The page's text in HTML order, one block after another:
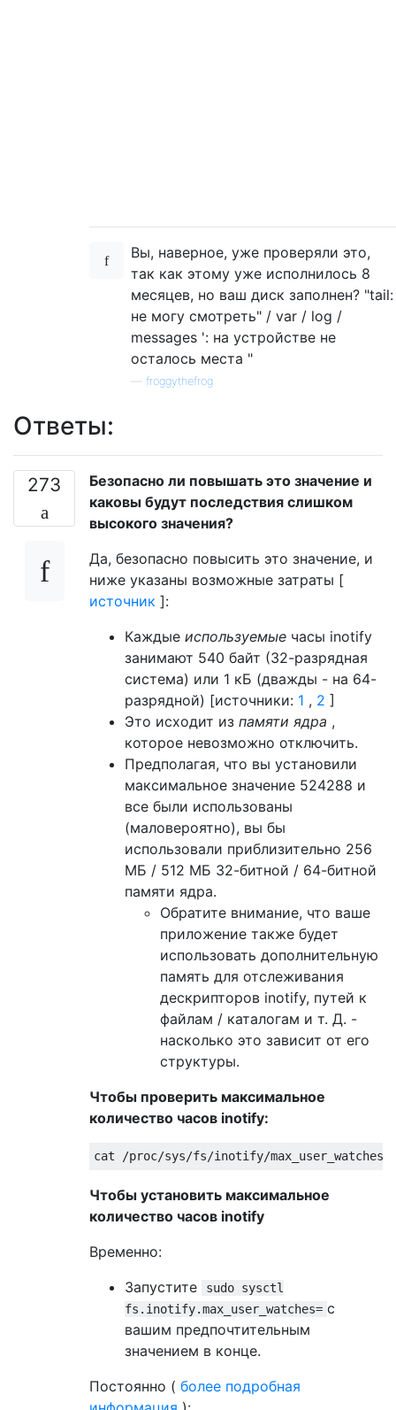
Вы, наверное, уже проверяли это,
так как этому уже исполнилось 8
месяцев, но ваш диск заполнен? "tail:
не могу смотреть" / var / log /
messages ': на устройстве не
осталось места "
froggythefrog
Ответы:
273
Безопасно ли повышать это значение и
каковы будут последствия слишком
высокого значения?
Да, безопасно повысить это значение, и
ниже указаны возможные затраты [
источник ]:
Каждые используемые часы inotify
занимают 540 байт (32-разрядная
система) или 1 кБ (дважды - на 64-
разрядной) [источники: 1 , 2 ]
Это исходит из памяти ядра ,
которое невозможно отключить.
Предполагая, что вы установили
максимальное значение 524288 и
все были использованы
(маловероятно), вы бы
использовали приблизительно 256
МБ / 512 МБ 32-битной / 64-битной
памяти ядра.
Обратите внимание, что ваше
приложение также будет
использовать дополнительную
память для отслеживания
дескрипторов inotify, путей к
файлам / каталогам и т. Д. -
насколько это зависит от его
структуры.
Чтобы проверить максимальное
количество часов inotify:
Чтобы установить максимальное
количество часов inotify
Временно:
Запустите
sudo sysctl
fs.inotify.max_user_watches= с
вашим предпочтительным
значением в конце.
Постоянно ( более подробная